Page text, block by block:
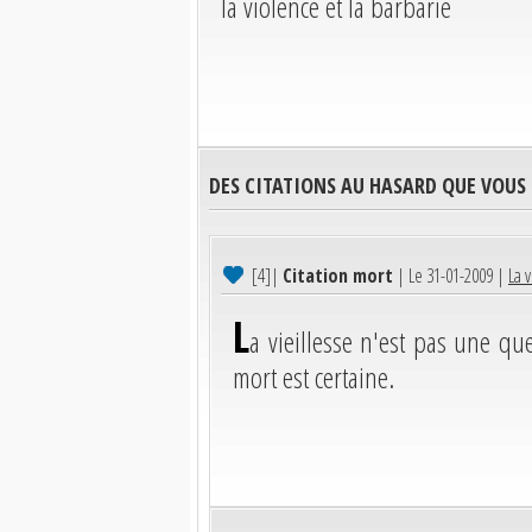
DES CITATIONS AU HASARD QUE
[4]| Citation mort | Le 31-01-2009 | La
La vieillesse n'est pas une
mort est certaine.